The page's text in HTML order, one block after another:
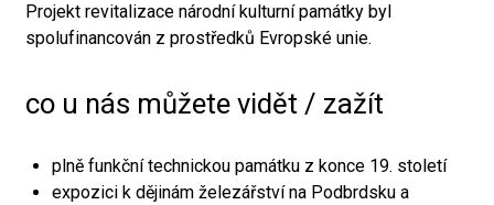
Projekt revitalizace národní kulturní památky byl
spolufinancován z prostředků Evropské unie.
co u nás můžete vidět / zažít
plně funkční technickou památku z konce 19. století
expozici k dějinám železářství na Podbrdsku a